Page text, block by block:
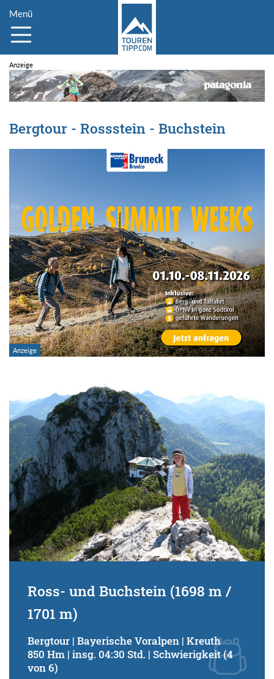
Menü
Bergtour - Rossstein - Buchstein
Ross- und Buchstein (1698 m /
1701 m)
Bergtour | Bayerische Voralpen | Kreuth
850 Hm | insg. 04:30 Std. | Schwierigkeit (4
von 6)